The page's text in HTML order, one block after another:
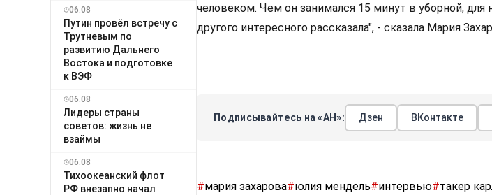
06.08
Путин провёл встречу с
Трутневым по
развитию Дальнего
Востока и подготовке
к ВЭФ
06.08
Лидеры страны
советов: жизнь не
взаймы
06.08
Тихоокеанский флот
РФ внезапно начал
человеком. Чем он занимался 15 минут в уборной, для
другого интересного рассказала", - сказала Мария
Подписывайтесь на «АН»: Дзен ВКонтакте
#мария захарова#юлия мендель#интервью#такер